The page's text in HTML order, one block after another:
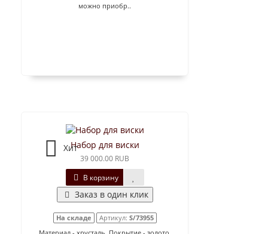
можно приобр..
ХитНабор для виски
39 000.00 RUB
В корзину
Заказ в один клик
На складе Артикул: S/73955